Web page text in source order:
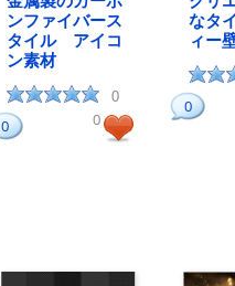
ンファイバース
タイル アイコ
ン素材
0
0 0
なタ
ィー
0